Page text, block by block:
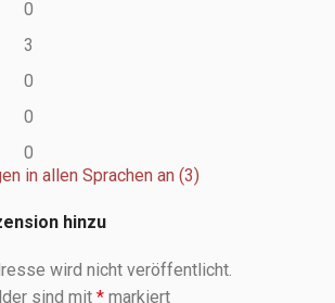
0
3
0
0
0
in allen Sprachen an (3)
hinzu
wird nicht veröffentlicht.
sind mit * markiert